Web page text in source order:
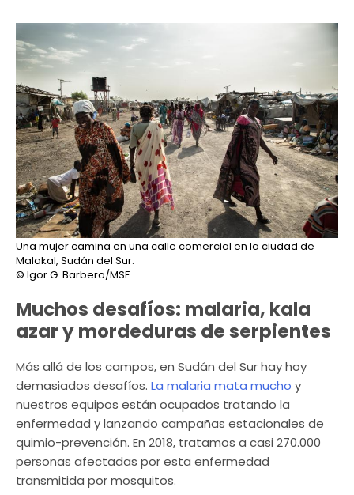
Una mujer camina en una calle comercial en la ciudad de
Malakal, Sudán del Sur.
© Igor G. Barbero/MSF
Muchos desafíos: malaria, kala
azar y mordeduras de serpientes
Más allá de los campos, en Sudán del Sur hay hoy
demasiados desafíos. La malaria mata mucho y
nuestros equipos están ocupados tratando la
enfermedad y lanzando campañas estacionales de
quimio-prevención. En 2018, tratamos a casi 270.000
personas afectadas por esta enfermedad
transmitida por mosquitos.